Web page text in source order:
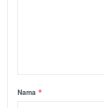
Nama *